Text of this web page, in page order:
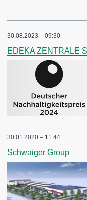
30.08.2023 – 09:30
EDEKA ZENTRALE
30.01.2020 – 11:44
Schwaiger Group